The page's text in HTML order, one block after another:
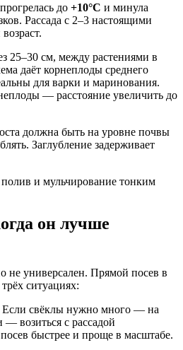
до +10°C и минула
Рассада с 2–3 настоящими
25–30 см, между растениями в
даёт корнеплоды среднего
для варки и маринования.
— расстояние увеличить до
должна быть на уровне почвы
Заглубление задерживает
и мульчирование тонким
он лучше
не универсален. Прямой посев в
ситуациях:
Если свёклы нужно много — на
— возиться с рассадой
быстрее и проще в масштабе.